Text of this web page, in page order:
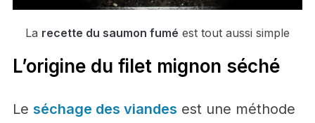
La recette du saumon fumé est tout aussi simple
L’origine du filet mignon séché
Le séchage des viandes est une méthode